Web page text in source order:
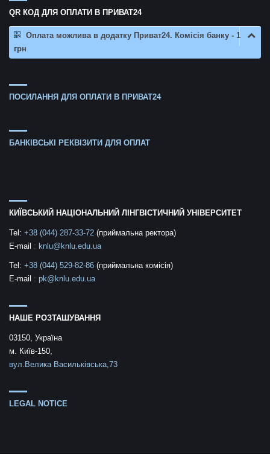
QR КОД ДЛЯ ОПЛАТИ В ПРИВАТ24
Оплата можлива в додатку Приват24. Комісія банку - 1
грн
ПОСИЛАННЯ ДЛЯ ОПЛАТИ В ПРИВАТ24
БАНКІВСЬКІ РЕКВІЗИТИ ДЛЯ ОПЛАТ
КИЇВСЬКИЙ НАЦІОНАЛЬНИЙ ЛІНГВІСТИЧНИЙ УНІВЕРСИТЕТ
Tel: +38 (044) 287-33-72 (приймальна ректора)
E-mail : knlu@knlu.edu.ua
Tel: +38 (044) 529-82-86 (приймальна комісія)
E-mail : pk@knlu.edu.ua
НАШЕ РОЗТАШУВАННЯ
03150, Україна
м. Київ-150,
вул.Велика Васильківська,73
LEGAL NOTICE